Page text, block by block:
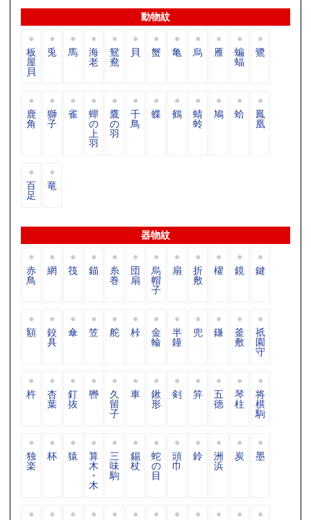
動物紋
板
屋
貝
兎 馬 海
老
鴛
鴦
貝 蟹 亀 烏 雁 蝙
蝠
鷺
鹿
角
獅
子
雀 蟬
の
上
羽
鷹
の
羽
千
鳥
蝶 鶴 蜻
蛉
鳩 蛤 鳳
凰
百
足
竜
器物紋
赤
鳥
網 筏 錨 糸
巻
団
扇
烏
帽
子
扇 折
敷
櫂 鏡 鍵
額 鉸
具
傘 笠 舵 桛 金
輪
半
鐘
兜 鎌 釜
敷
祇
園
守
杵 杏
葉
釘
抜
轡 久
留
子
車 鍬
形
剣 笄 五
德
琴
柱
将
棋
駒
独
楽
杯 猿 算
木
・
木
三
味
駒
錫
杖
蛇
の
目
頭
巾
鈴 洲
浜
炭 墨